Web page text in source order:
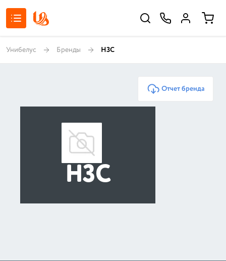
Унибелус Бренды H3C
Отчет бренда
H3C